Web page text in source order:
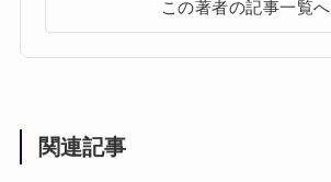
この著者の記事一覧へ
関連記事